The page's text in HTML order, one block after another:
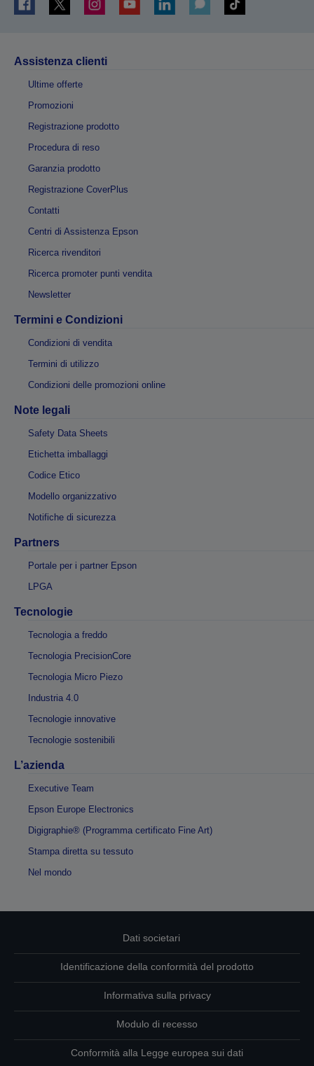
Assistenza clienti
Ultime offerte
Promozioni
Registrazione prodotto
Procedura di reso
Garanzia prodotto
Registrazione CoverPlus
Contatti
Centri di Assistenza Epson
Ricerca rivenditori
Ricerca promoter punti vendita
Newsletter
Termini e Condizioni
Condizioni di vendita
Termini di utilizzo
Condizioni delle promozioni online
Note legali
Safety Data Sheets
Etichetta imballaggi
Codice Etico
Modello organizzativo
Notifiche di sicurezza
Partners
Portale per i partner Epson
LPGA
Tecnologie
Tecnologia a freddo
Tecnologia PrecisionCore
Tecnologia Micro Piezo
Industria 4.0
Tecnologie innovative
Tecnologie sostenibili
L’azienda
Executive Team
Epson Europe Electronics
Digigraphie® (Programma certificato Fine Art)
Stampa diretta su tessuto
Nel mondo
Dati societari
Identificazione della conformità del prodotto
Informativa sulla privacy
Modulo di recesso
Conformità alla Legge europea sui dati